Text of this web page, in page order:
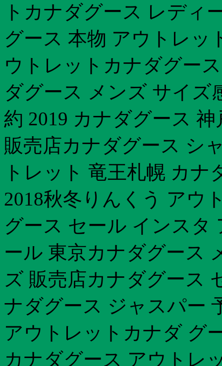
トカナダグース レディ
グース 本物 アウトレッ
ウトレットカナダグー
ダグース メンズ サイズ
約 2019 カナダグース
販売店カナダグース シ
トレット 竜王札幌 カ
2018秋冬りんくう アウ
グース セール インスタ
ール 東京カナダグース
ズ 販売店カナダグース
ナダグース ジャスパー
アウトレットカナダ グ
カナダグース アウトレ